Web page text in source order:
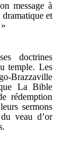
message à
et
doctrines
temple. Les
Brazzaville
La Bible
rédemption
sermons
veau d’or